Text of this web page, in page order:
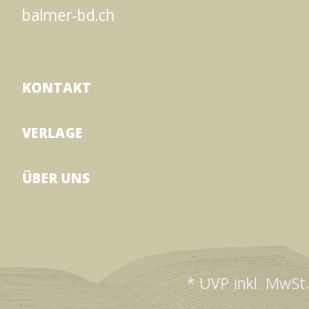
balmer-bd.ch
KONTAKT
VERLAGE
ÜBER UNS
* UVP inkl. MwSt.